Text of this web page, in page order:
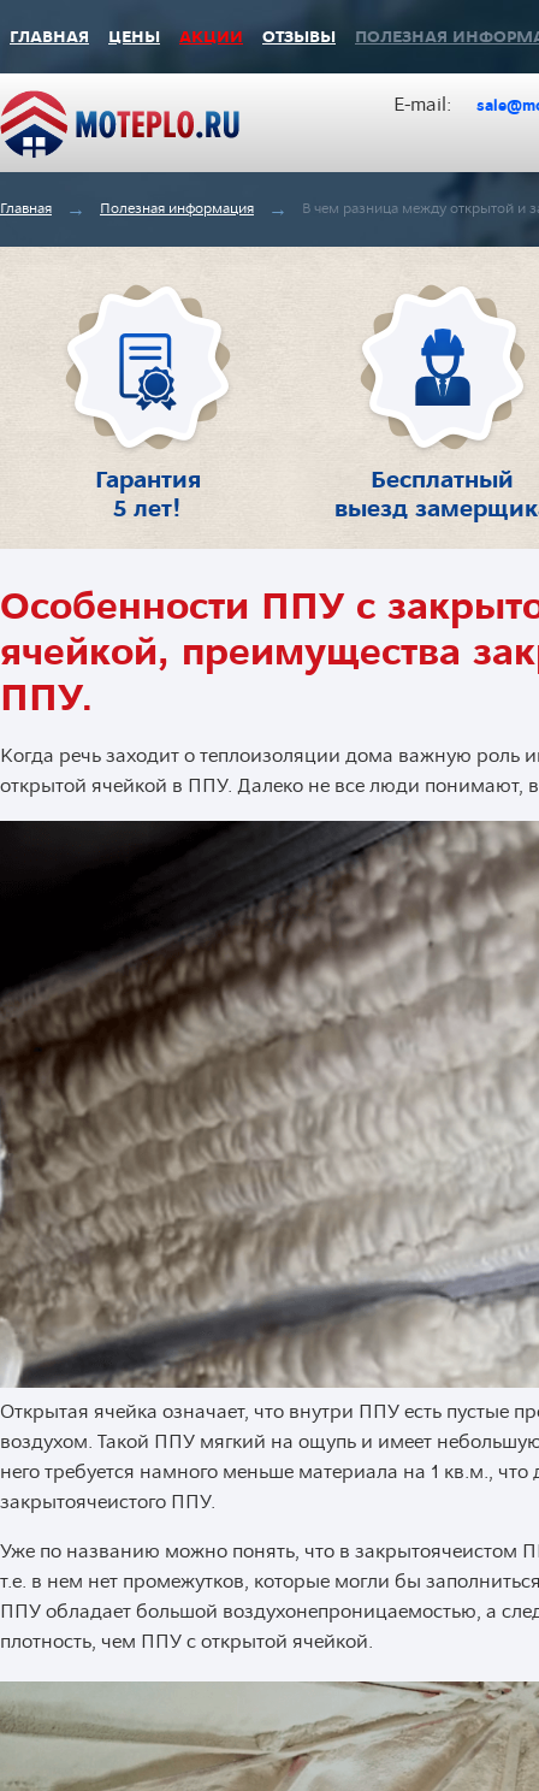
ГЛАВНАЯ ЦЕНЫ АКЦИИ ОТЗЫВЫ ПОЛЕЗНАЯ
Е-mаil:
Главная → Полезная информация → В чем разница между открытой и
Гарантия
5 лет!
Бесплатный
выезд
Особенности ППУ с
ячейкой, преимущества
ППУ.
Когда речь заходит о теплоизоляции дома важную роль
открытой ячейкой в ППУ. Далеко не все люди
Открытая ячейка означает, что внутри ППУ есть пустые
воздухом. Такой ППУ мягкий на ощупь и имеет
него требуется намного меньше материала на 1 кв.м., что
закрытоячеистого ППУ.
Уже по названию можно понять, что в закрытоячеистом
т.е. в нем нет промежутков, которые могли бы
ППУ обладает большой воздухонепроницаемостью, а
плотность, чем ППУ с открытой ячейкой.